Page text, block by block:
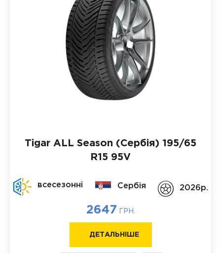
Tigar ALL Season (Сербія) 195/65
R15 95V
всесезонні Сербія 2026p.
2647 ГРН.
ДЕТАЛЬНІШЕ